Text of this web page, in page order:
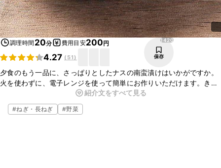
調理時間 20分 費用目安200円
4.27 ( 51)
1420
保存
夕食のもう一品に、さっぱりとしたナスの南蛮漬けはいかがですか。
火を使わずに、電子レンジを使って簡単にお作りいただけます。きの
こやパプリカなどの具材を加えてアレンジしても、おいしいですよ。
ぜひお試しくださいね。
紹介文をすべて見る
#ねぎ・長ねぎ #野菜